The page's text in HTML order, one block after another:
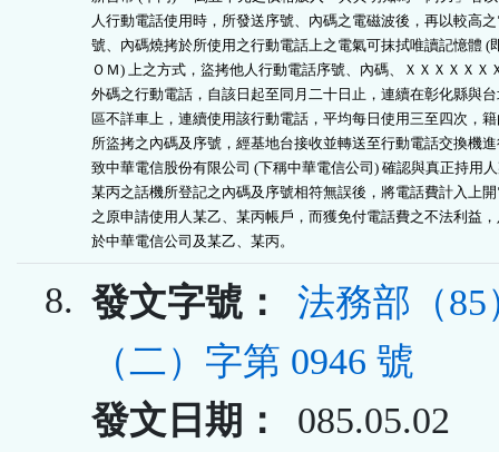
人行動電話使用時，所發送序號、內碼之電磁波後，再以較高
號、內碼燒拷於所使用之行動電話上之電氣可抹拭唯讀記憶體 (
ＯＭ) 上之方式，盜拷他人行動電話序號、內碼、ＸＸＸＸＸＸ
外碼之行動電話，自該日起至同月二十日止，連續在彰化縣與
區不詳車上，連續使用該行動電話，平均每日使用三至四次，
所盜拷之內碼及序號，經基地台接收並轉送至行動電話交換機
致中華電信股份有限公司 (下稱中華電信公司) 確認與真正持用
某丙之話機所登記之內碼及序號相符無誤後，將電話費計入上
之原申請使用人某乙、某丙帳戶，而獲免付電話費之不法利益
於中華電信公司及某乙、某丙。
8. 發文字號：
法務部（85
（二）字第 0946 號
發文日期：
085.05.02